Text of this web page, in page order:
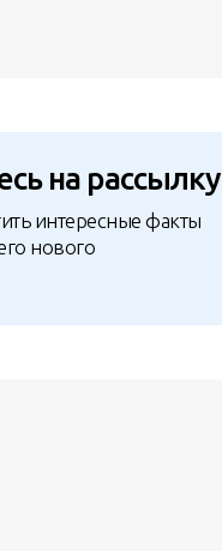
на рассылку
интересные факты
нового